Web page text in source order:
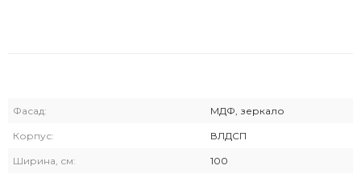
Фасад: МДФ, зеркало
Корпус: ВЛДСП
Ширина, см: 100